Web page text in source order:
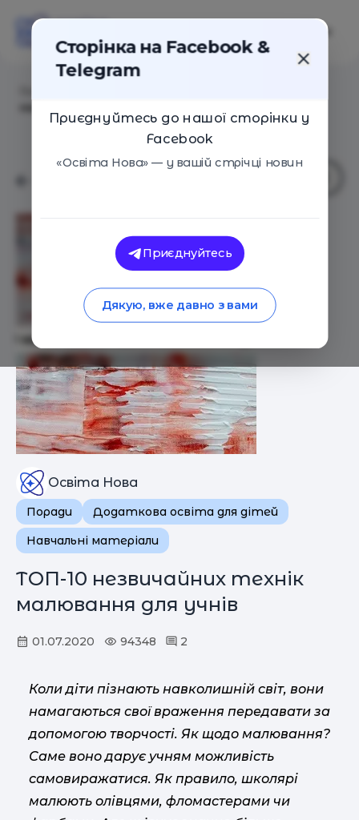
Освіта Нова
Поради
Додаткова освіта для дітей
Навчальні матеріали
ТОП-10 незвичайних технік
малювання для учнів
01.07.2020 94348 2
Коли діти пізнають навколишній світ, вони
намагаються свої враження передавати за
допомогою творчості. Як щодо малювання?
Саме воно дарує учням можливість
самовиражатися. Як правило, школярі
малюють олівцями, фломастерами чи
Сторінка на Facebook &
Telegram
Приєднуйтесь до нашої сторінки у
Facebook
«Освіта Нова» — у вашій стрічці новин
Приєднуйтесь
Дякую, вже давно з вами